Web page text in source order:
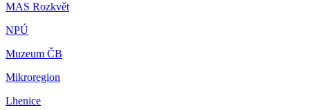
MAS Rozkvět
NPÚ
Muzeum ČB
Mikroregion
Lhenice